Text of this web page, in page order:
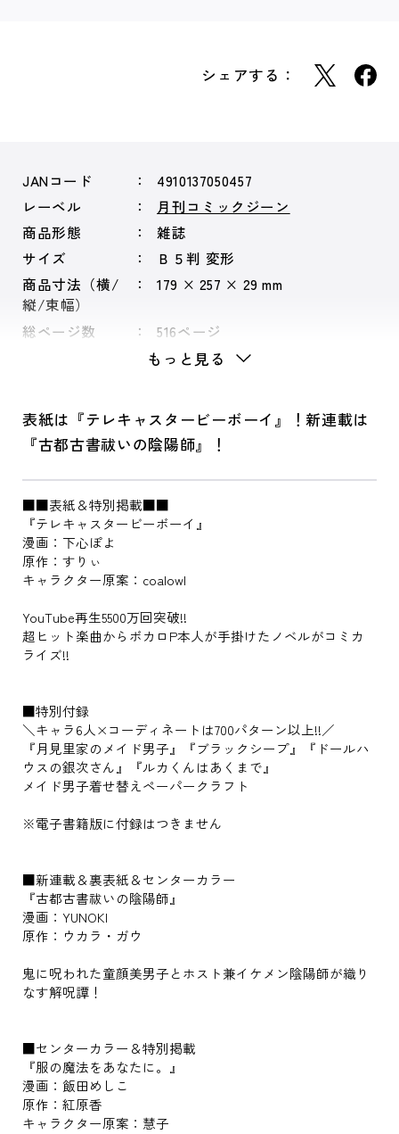
シェアする：
JANコード
4910137050457
レーベル
月刊コミックジーン
商品形態
雑誌
サイズ
Ｂ５判 変形
商品寸法（横/
縦/束幅）
179 × 257 × 29 mm
総ページ数 516ページ
もっと見る
表紙は『テレキャスタービーボーイ』！新連載は
『古都古書祓いの陰陽師』！
■■表紙＆特別掲載■■
『テレキャスタービーボーイ』
漫画：下心ぽよ
原作：すりぃ
キャラクター原案：coalowl
YouTube再生5500万回突破!!
超ヒット楽曲からボカロP本人が手掛けたノベルがコミカ
ライズ!!
■特別付録
＼キャラ6人×コーディネートは700パターン以上!!／
『月見里家のメイド男子』『ブラックシープ』『ドールハ
ウスの銀次さん』『ルカくんはあくまで』
メイド男子着せ替えペーパークラフト
※電子書籍版に付録はつきません
■新連載＆裏表紙＆センターカラー
『古都古書祓いの陰陽師』
漫画：YUNOKI
原作：ウカラ・ガウ
鬼に呪われた童顔美男子とホスト兼イケメン陰陽師が織り
なす解呪譚！
■センターカラー＆特別掲載
『服の魔法をあなたに。』
漫画：飯田めしこ
原作：紅原香
キャラクター原案：慧子